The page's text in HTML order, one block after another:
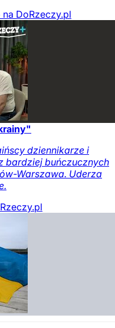
na DoRzeczy.pl
dziennikarze i
bardziej buńczucznych
Warszawa. Uderza